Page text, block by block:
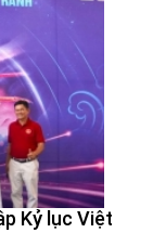
Kỷ lục Việt